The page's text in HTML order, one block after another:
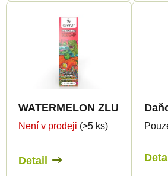
WATERMELON ZLUSHIE
Není v prodeji (>5 ks)
Detail